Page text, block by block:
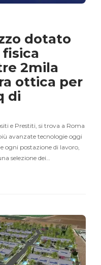
dotato
2mila
ottica per
di
e Prestiti, si trova a Roma
avanzate tecnologie oggi
ogni postazione di lavoro,
selezione dei…